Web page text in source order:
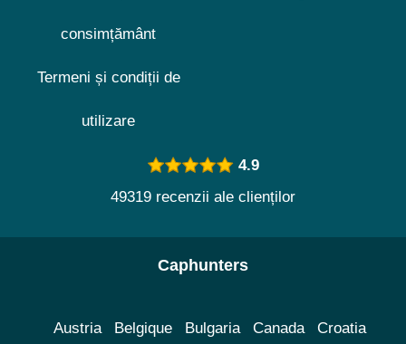
consimțământ
Termeni și condiții de
utilizare
4.9
49319 recenzii ale clienților
Caphunters
Austria Belgique Bulgaria Canada Croatia